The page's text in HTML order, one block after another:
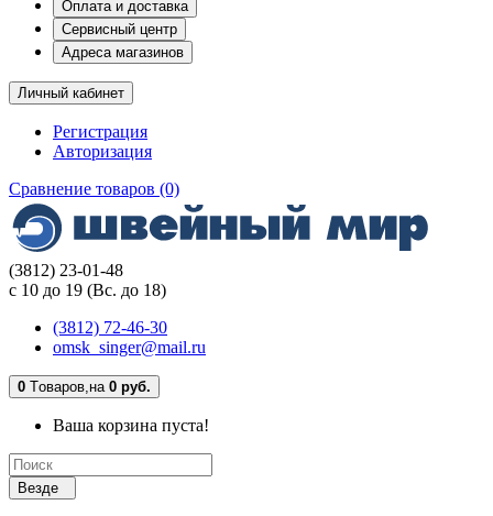
Оплата и доставка
Сервисный центр
Адреса магазинов
Личный кабинет
Регистрация
Авторизация
Сравнение товаров (0)
(3812) 23-01-48
с 10 до 19 (Вс. до 18)
(3812) 72-46-30
omsk_singer@mail.ru
0 Tоваров,на 0 руб.
Ваша корзина пуста!
Везде